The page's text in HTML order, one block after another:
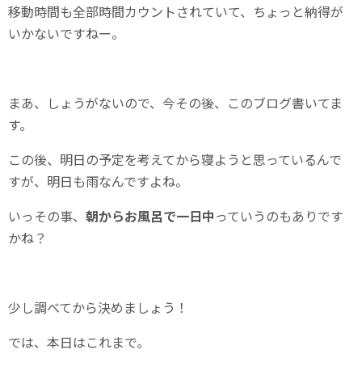
移動時間も全部時間カウントされていて、ちょっと納得が
いかないですねー。
まあ、しょうがないので、今その後、このブログ書いてま
す。
この後、明日の予定を考えてから寝ようと思っているんで
すが、明日も雨なんですよね。
いっその事、 朝からお風呂で一日中っていうのもありです
かね？
少し調べてから決めましょう！
では、本日はこれまで。